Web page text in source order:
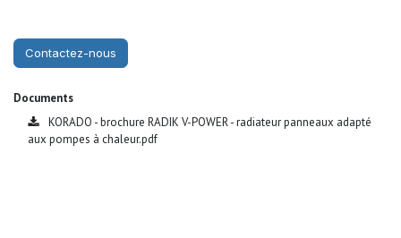
Contactez-nous
Documents
KORADO - brochure RADIK V-POWER - radiateur panneaux adapté
aux pompes à chaleur.pdf